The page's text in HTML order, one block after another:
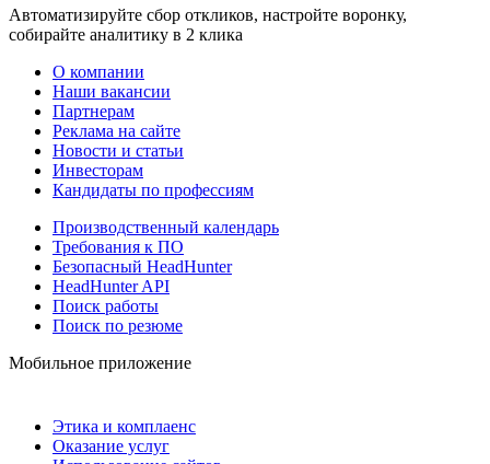
Автоматизируйте сбор откликов, настройте воронку,
собирайте аналитику в 2 клика
О компании
Наши вакансии
Партнерам
Реклама на сайте
Новости и статьи
Инвесторам
Кандидаты по профессиям
Производственный календарь
Требования к ПО
Безопасный HeadHunter
HeadHunter API
Поиск работы
Поиск по резюме
Мобильное приложение
Этика и комплаенс
Оказание услуг